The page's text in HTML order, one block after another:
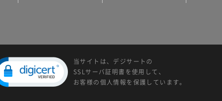
当サイトは、デジサートの
SSLサーバ証明書を使用して、
お客様の個人情報を保護しています。